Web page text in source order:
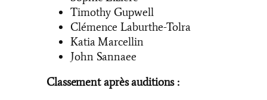
Timothy Gupwell
Clémence Laburthe-Tolra
Katia Marcellin
John Sannaee
Classement après auditions :